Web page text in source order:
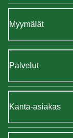
Myymälät
Palvelut
Kanta-asiakas